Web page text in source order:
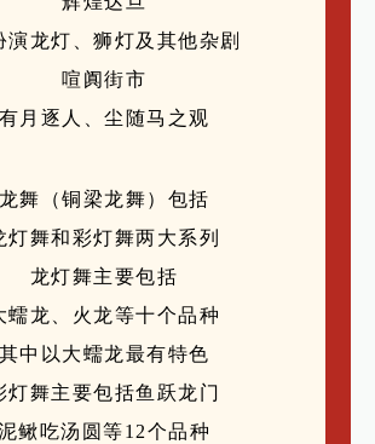
演龙灯、狮灯及其他杂剧
喧阗街市
有月逐人、尘随马之观
龙舞（铜梁龙舞）包括
灯舞和彩灯舞两大系列
龙灯舞主要包括
蠕龙、火龙等十个品种
其中以大蠕龙最有特色
灯舞主要包括鱼跃龙门
鳅吃汤圆等12个品种